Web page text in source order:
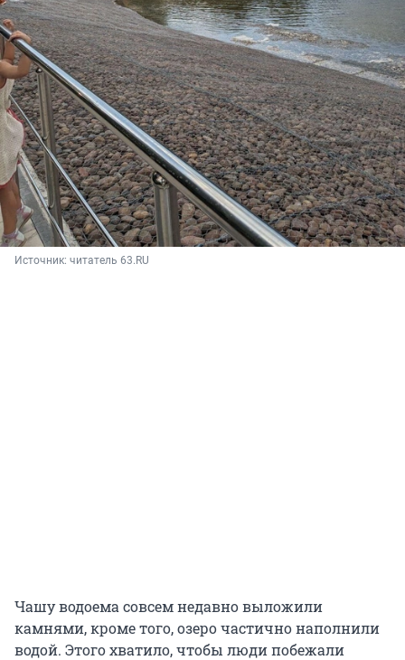
Источник: читатель 63.RU
Чашу водоема совсем недавно выложили
камнями, кроме того, озеро частично наполнили
водой. Этого хватило, чтобы люди побежали